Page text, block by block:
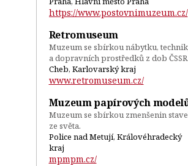
Retromuseum
Muzeum se sbírkou nábytku,
a dopravních prostředků z dob ČSSR.
Cheb, Karlovarský kraj
www.retromuseum.cz/
Muzeum papírových
Muzeum se sbírkou zmenšenin
ze světa.
Police nad Metují, Královéhradecký
kraj
mpmpm.cz/